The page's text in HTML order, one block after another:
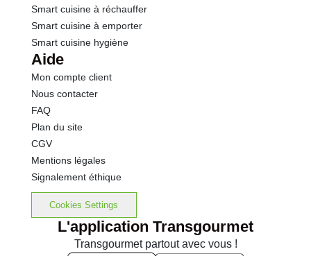
Smart cuisine à réchauffer
Smart cuisine à emporter
Smart cuisine hygiène
Aide
Mon compte client
Nous contacter
FAQ
Plan du site
CGV
Mentions légales
Signalement éthique
Cookies Settings
L'application Transgourmet
Transgourmet partout avec vous !